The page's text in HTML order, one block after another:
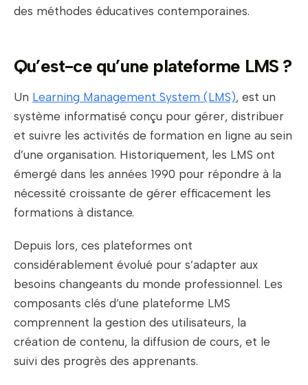
des méthodes éducatives contemporaines.
Qu’est-ce qu’une plateforme LMS ?
Un Learning Management System (LMS), est un
système informatisé conçu pour gérer, distribuer
et suivre les activités de formation en ligne au sein
d’une organisation. Historiquement, les LMS ont
émergé dans les années 1990 pour répondre à la
nécessité croissante de gérer efficacement les
formations à distance.
Depuis lors, ces plateformes ont
considérablement évolué pour s’adapter aux
besoins changeants du monde professionnel. Les
composants clés d’une plateforme LMS
comprennent la gestion des utilisateurs, la
création de contenu, la diffusion de cours, et le
suivi des progrès des apprenants.